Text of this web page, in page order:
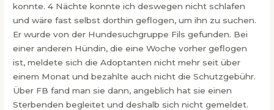
konnte. 4 Nächte konnte ich deswegen nicht schlafen
und wäre fast selbst dorthin geflogen, um ihn zu suchen.
Er wurde von der Hundesuchgruppe Fils gefunden. Bei
einer anderen Hündin, die eine Woche vorher geflogen
ist, meldete sich die Adoptanten nicht mehr seit über
einem Monat und bezahlte auch nicht die Schutzgebühr.
Über FB fand man sie dann, angeblich hat sie einen
Sterbenden begleitet und deshalb sich nicht gemeldet.